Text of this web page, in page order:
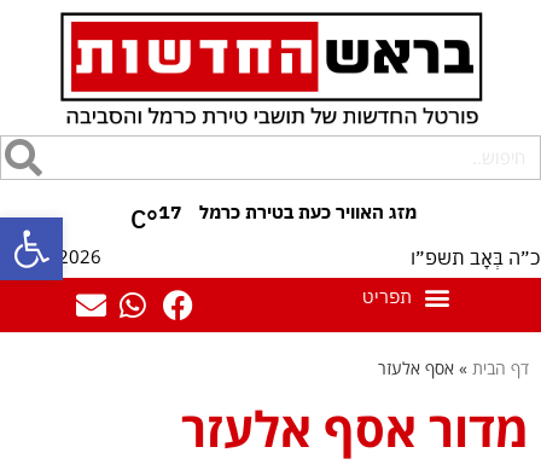
פתח 17
°C
כ״ה בְּאָב תשפ״ו 08/08/2026
דף הבית » אסף אלעזר
מדור אסף אלעזר